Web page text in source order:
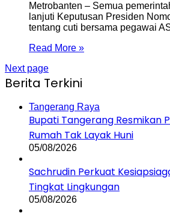
Metrobanten – Semua
lanjuti Keputusan Presiden
tentang cuti bersama pegawai
Read More »
Next page
Berita Terkini
Tangerang Raya
Bupati Tangerang Resmikan
Rumah Tak Layak Huni
05/08/2026
Sachrudin Perkuat
Tingkat Lingkungan
05/08/2026